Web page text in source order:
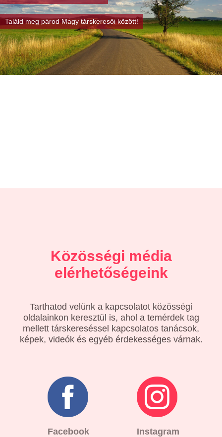
Találd meg párod Magy társkeresői között!
Közösségi média
elérhetőségeink
Tarthatod velünk a kapcsolatot közösségi
oldalainkon keresztül is, ahol a temérdek tag
mellett társkereséssel kapcsolatos tanácsok,
képek, videók és egyéb érdekességes várnak.
Facebook Instagram